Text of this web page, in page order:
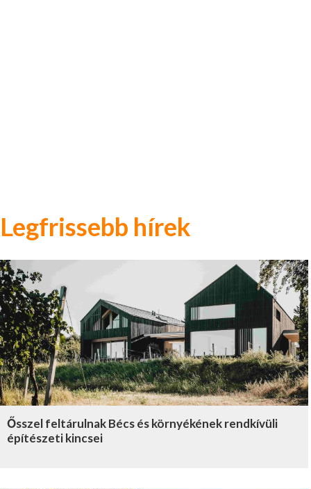
Legfrissebb hírek
Ősszel feltárulnak Bécs és környékének rendkívüli
építészeti kincsei